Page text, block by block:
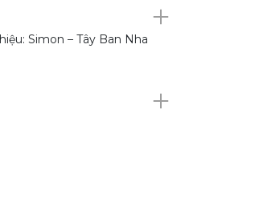
Simon – Tây Ban Nha